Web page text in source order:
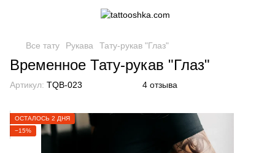
Все тату Рукава Тату-рукав "Глаз"
Временное Тату-рукав "Глаз"
Артикул: TQB-023 4 отзыва
ОСТАЛОСЬ 2 ДНЯ
−15%